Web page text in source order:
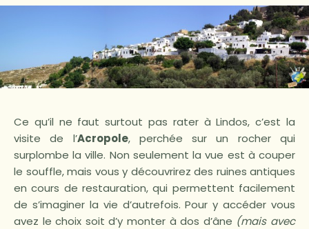
Ce qu’il ne faut surtout pas rater à Lindos, c’est la
visite de l’Acropole, perchée sur un rocher qui
surplombe la ville. Non seulement la vue est à couper
le souffle, mais vous y découvrirez des ruines antiques
en cours de restauration, qui permettent facilement
de s’imaginer la vie d’autrefois. Pour y accéder vous
avez le choix soit d’y monter à dos d’âne (mais avec